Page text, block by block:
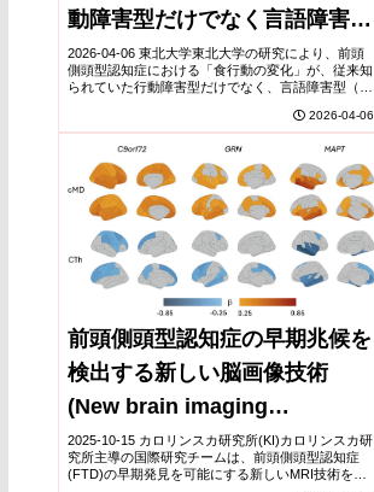
動障害型だけでなく言語障害型
でも高頻度に出現－
2026-04-06 東北大学東北大学の研究により、前頭
側頭型認知症における「食行動の変化」が、従来知
られていた行動障害型だけでなく、言語障害型（進
現することが明らかになった。58例の解析の結果...
2026-04-06
前頭側頭型認知症の早期兆候を
検出する新しい脳画像技術
(New brain imaging
technique can detect early
frontotemporal dementia)
2025-10-15 カロリンスカ研究所(KI)カロリンスカ研
究所主導の国際研究チームは、前頭側頭型認知症
(FTD)の早期発見を可能にする新しいMRI技術を開